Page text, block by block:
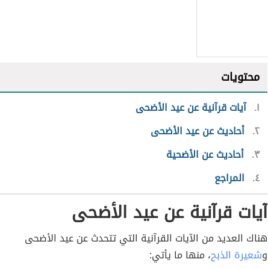
محتويات
١ آيات قرآنية عن عيد الأضحى
٢ أحاديث عن عيد الأضحى
٣ أحاديث عن الأضحية
٤ المراجع
آيات قرآنية عن عيد الأضحى
هناك العديد من الآيات القرآنية التي تتحدث عن عيد الأضحى
وشعيرة الذبح، منها ما يأتي: